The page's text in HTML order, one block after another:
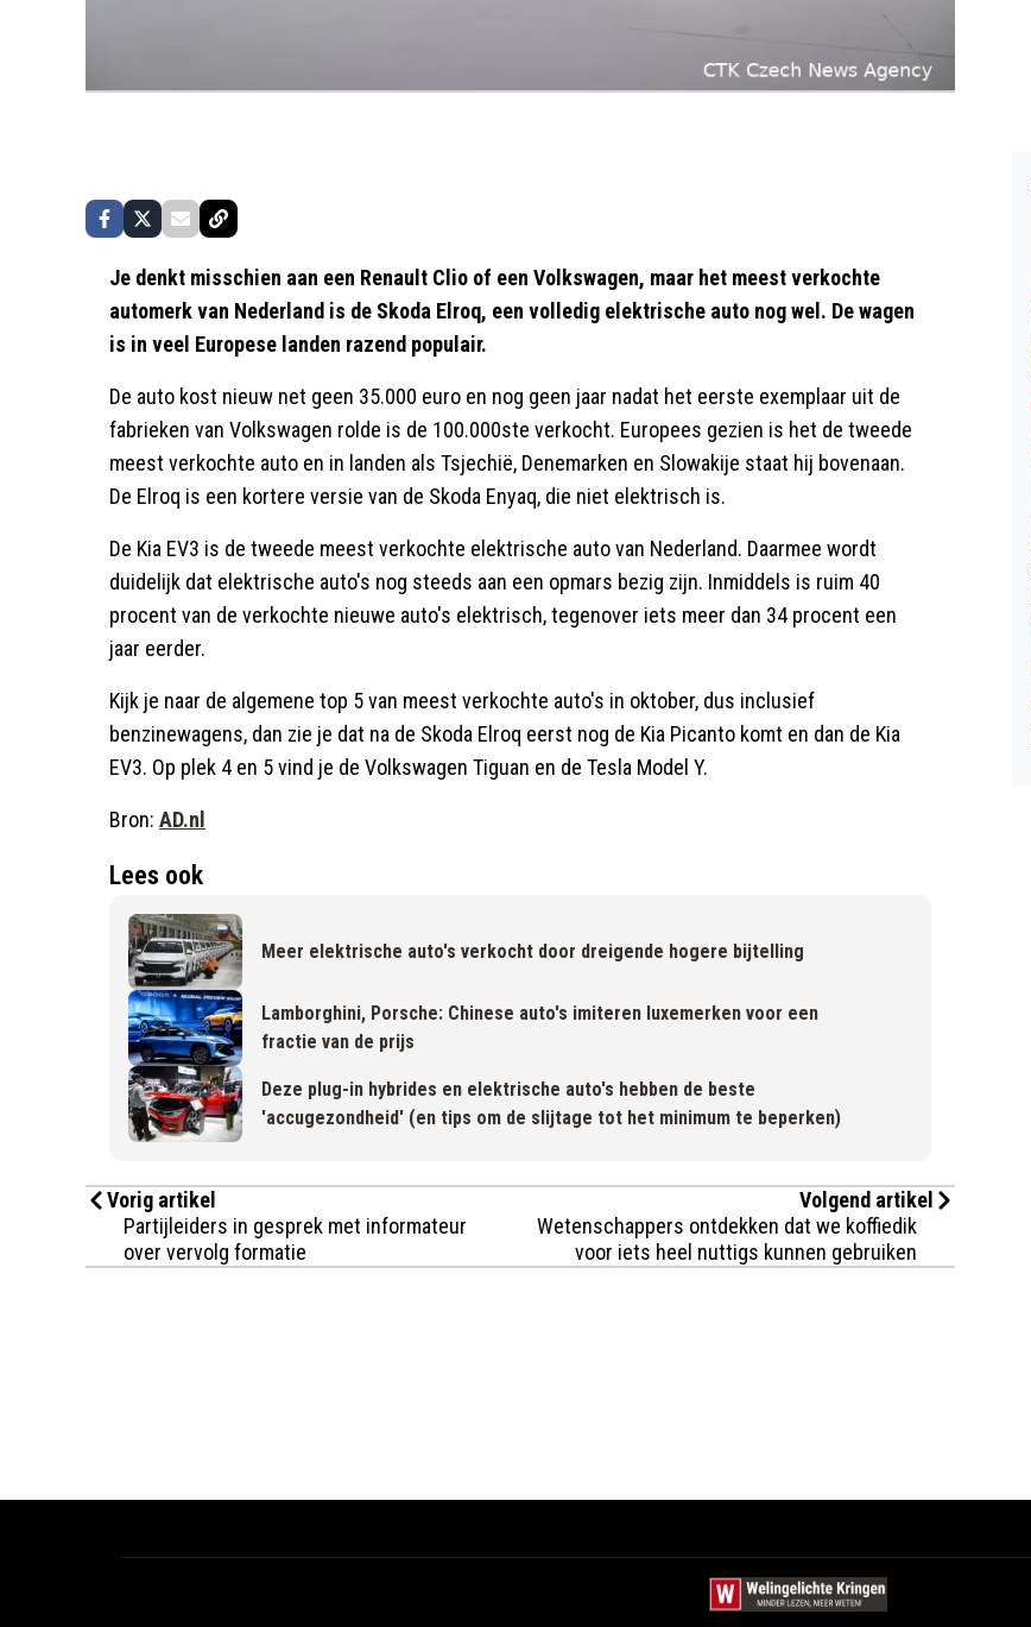
Je denkt misschien aan een Renault Clio of een Volkswagen, maar het meest verkochte
automerk van Nederland is de Skoda Elroq, een volledig elektrische auto nog wel. De wagen
is in veel Europese landen razend populair.
De auto kost nieuw net geen 35.000 euro en nog geen jaar nadat het eerste exemplaar uit de
fabrieken van Volkswagen rolde is de 100.000ste verkocht. Europees gezien is het de tweede
meest verkochte auto en in landen als Tsjechië, Denemarken en Slowakije staat hij bovenaan.
De Elroq is een kortere versie van de Skoda Enyaq, die niet elektrisch is.
De Kia EV3 is de tweede meest verkochte elektrische auto van Nederland. Daarmee wordt
duidelijk dat elektrische auto's nog steeds aan een opmars bezig zijn. Inmiddels is ruim 40
procent van de verkochte nieuwe auto's elektrisch, tegenover iets meer dan 34 procent een
jaar eerder.
Kijk je naar de algemene top 5 van meest verkochte auto's in oktober, dus inclusief
benzinewagens, dan zie je dat na de Skoda Elroq eerst nog de Kia Picanto komt en dan de Kia
EV3. Op plek 4 en 5 vind je de Volkswagen Tiguan en de Tesla Model Y.
Bron: AD.nl
Lees ook
Meer elektrische auto's verkocht door dreigende hogere bijtelling
Lamborghini, Porsche: Chinese auto's imiteren luxemerken voor een
fractie van de prijs
Deze plug-in hybrides en elektrische auto's hebben de beste
'accugezondheid' (en tips om de slijtage tot het minimum te beperken)
Vorig artikel
Partijleiders in gesprek met informateur
over vervolg formatie
Volgend artikel
Wetenschappers ontdekken dat we koffiedik
voor iets heel nuttigs kunnen gebruiken